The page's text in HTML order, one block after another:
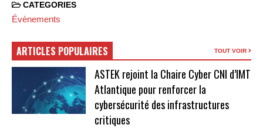
CATEGORIES
Évènements
ARTICLES POPULAIRES TOUT VOIR
ASTEK rejoint la Chaire Cyber CNI d’IMT
Atlantique pour renforcer la
cybersécurité des infrastructures
critiques